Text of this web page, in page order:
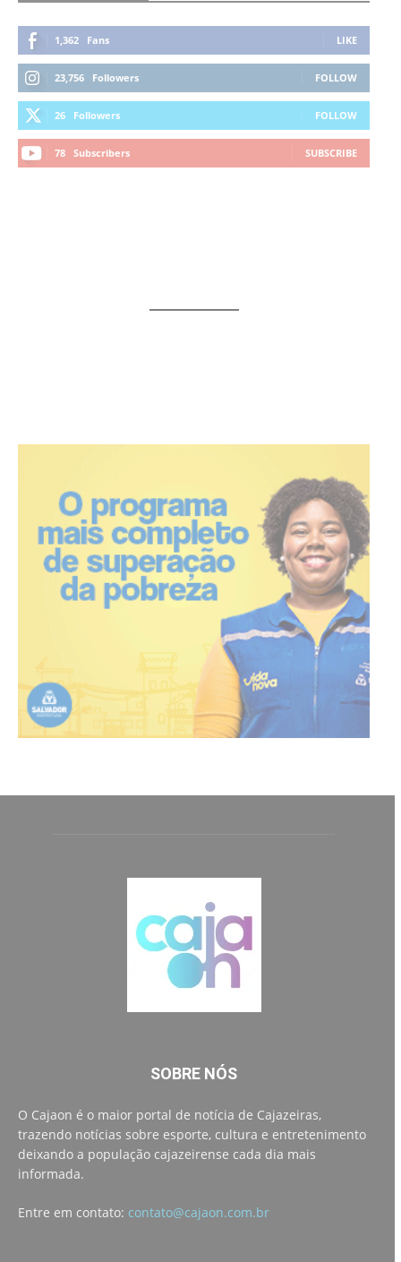
1,362 Fans LIKE
23,756 Followers FOLLOW
26 Followers FOLLOW
78 Subscribers SUBSCRIBE
SOBRE NÓS
O Cajaon é o maior portal de notícia de Cajazeiras,
trazendo notícias sobre esporte, cultura e entretenimento
deixando a população cajazeirense cada dia mais
informada.
Entre em contato: contato@cajaon.com.br